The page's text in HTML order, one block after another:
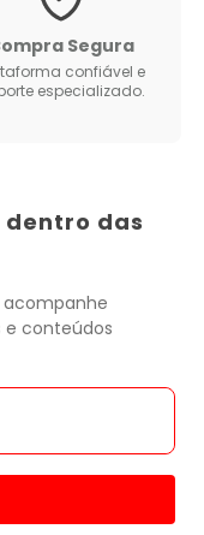
Segura
confiável e
especializado.
das
e conteúdos